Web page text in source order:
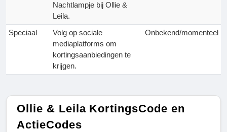
Nachtlampje bij Ollie &
Leila.
Speciaal
Volg op sociale
mediaplatforms om
kortingsaanbiedingen te
krijgen.
Onbekend/momenteel
Ollie & Leila KortingsCode en
ActieCodes